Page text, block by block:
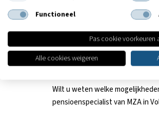
Het aanbieden van een
goede pensioenregeling is
het beoordelen of
het opzetten of vergelijken
het kiezen van een
Wilt u weten welke
pensioenspecialist van MZA in
Functioneel
Pas cookie voorkeuren
Alle cookies weigeren